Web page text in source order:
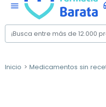
menu
Inicio Medicamentos sin